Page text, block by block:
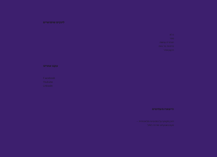
לינקים שימושיים
בלוג
ספר
הצהרת נגישות
מדיניות פרטיות
תקנון אתר
עקבו אחרינו
Facebook
Youtube
Linkedin
הישארו מעודכנים
תוכן מקצועי על גיוס ובינה מלאכותית -
פעם בשבועיים, ישירות למייל